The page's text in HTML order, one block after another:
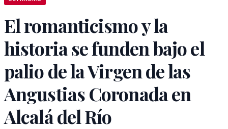
El romanticismo y la
historia se funden bajo el
palio de la Virgen de las
Angustias Coronada en
Alcalá del Río